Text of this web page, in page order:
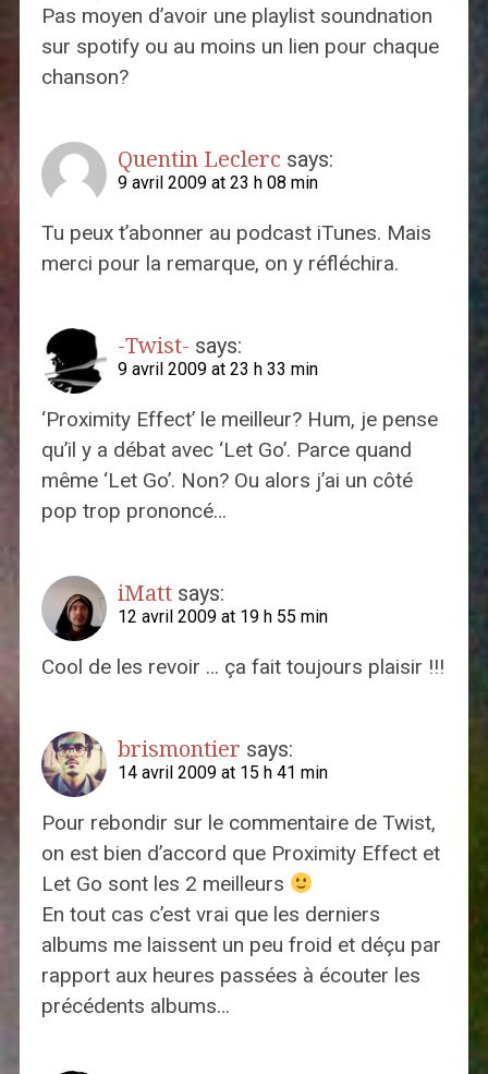
Pas moyen d’avoir une playlist soundnation
sur spotify ou au moins un lien pour chaque
chanson?
Quentin Leclerc says:
9 avril 2009 at 23 h 08 min
Tu peux t’abonner au podcast iTunes. Mais
merci pour la remarque, on y réfléchira.
-Twist- says:
9 avril 2009 at 23 h 33 min
‘Proximity Effect’ le meilleur? Hum, je pense
qu’il y a débat avec ‘Let Go’. Parce quand
même ‘Let Go’. Non? Ou alors j’ai un côté
pop trop prononcé…
iMatt says:
12 avril 2009 at 19 h 55 min
Cool de les revoir … ça fait toujours plaisir !!!
brismontier says:
14 avril 2009 at 15 h 41 min
Pour rebondir sur le commentaire de Twist,
on est bien d’accord que Proximity Effect et
Let Go sont les 2 meilleurs
En tout cas c’est vrai que les derniers
albums me laissent un peu froid et déçu par
rapport aux heures passées à écouter les
précédents albums…